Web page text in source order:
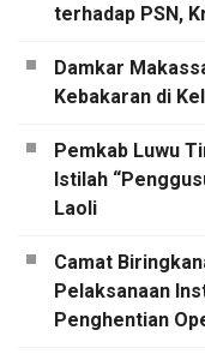
terhadap PSN,
Damkar
Kebakaran di
Pemkab Luwu
Istilah
Laoli
Camat
Pelaksanaan
Penghentian